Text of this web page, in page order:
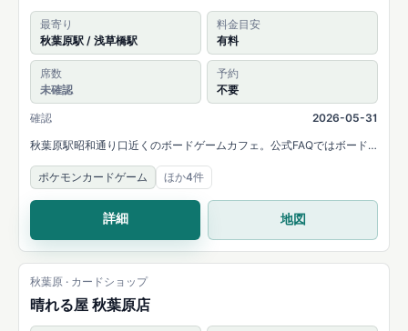
最寄り
秋葉原駅 / 浅草橋駅
料金目安
有料
席数
未確認
予約
不要
確認
2026-05-31
秋葉原駅昭和通り口近くのボードゲームカフェ。公式FAQではボード
ゲームやカードゲームの持ち込み可能と案内されています。
ポケモンカードゲーム
ほか4件
詳細 地図
秋葉原 · カードショップ
晴れる屋 秋葉原店